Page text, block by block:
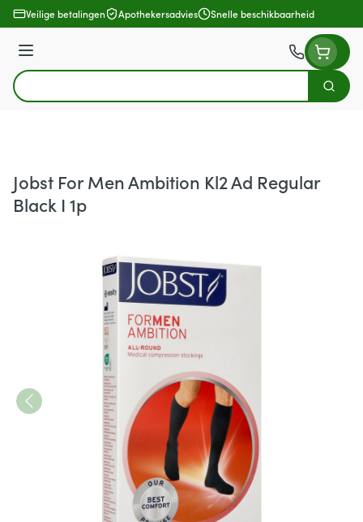
Ga naar de inhoud
Veilige betalingen Apothekersadvies Snelle beschikbaarheid
Menu
Product, merk, categorie...
Zoek
Jobst For Men Ambition Kl2 Ad Regular
Black I 1p